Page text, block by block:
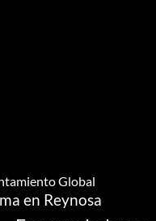
Global
en Reynosa